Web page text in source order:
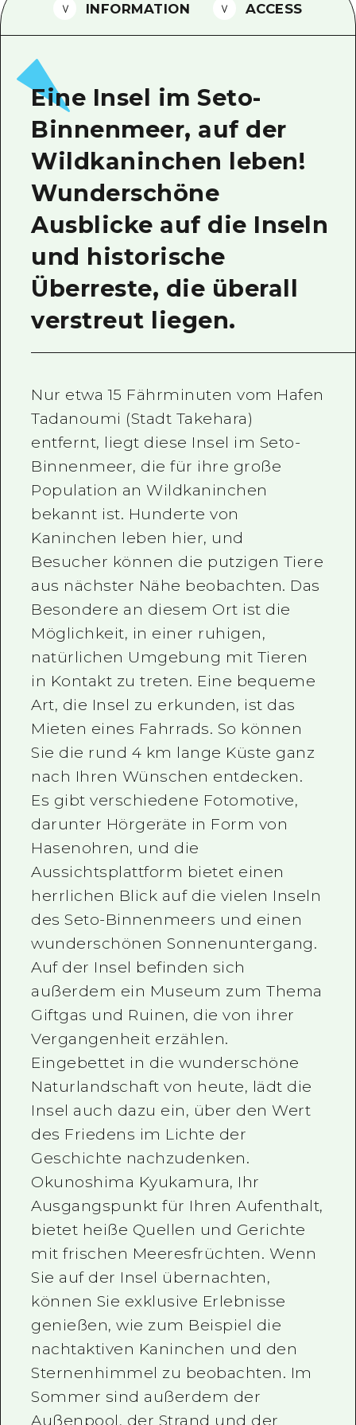
FAQs
Foto-Download
Transportinformationen bei
INFORMATION ACCESS
Eine Insel im Seto-
Binnenmeer, auf der
Wildkaninchen leben!
Wunderschöne
Ausblicke auf die Inseln
und historische
Überreste, die überall
verstreut liegen.
Nur etwa 15 Fährminuten vom Hafen
Tadanoumi (Stadt Takehara)
entfernt, liegt diese Insel im Seto-
Binnenmeer, die für ihre große
Population an Wildkaninchen
bekannt ist. Hunderte von
Kaninchen leben hier, und
Besucher können die putzigen Tiere
aus nächster Nähe beobachten. Das
Besondere an diesem Ort ist die
Möglichkeit, in einer ruhigen,
natürlichen Umgebung mit Tieren
in Kontakt zu treten. Eine bequeme
Art, die Insel zu erkunden, ist das
Mieten eines Fahrrads. So können
Sie die rund 4 km lange Küste ganz
nach Ihren Wünschen entdecken.
Es gibt verschiedene Fotomotive,
darunter Hörgeräte in Form von
Hasenohren, und die
Aussichtsplattform bietet einen
herrlichen Blick auf die vielen Inseln
des Seto-Binnenmeers und einen
wunderschönen Sonnenuntergang.
Auf der Insel befinden sich
außerdem ein Museum zum Thema
Giftgas und Ruinen, die von ihrer
Vergangenheit erzählen.
Eingebettet in die wunderschöne
Naturlandschaft von heute, lädt die
Insel auch dazu ein, über den Wert
des Friedens im Lichte der
Geschichte nachzudenken.
Okunoshima Kyukamura, Ihr
Ausgangspunkt für Ihren Aufenthalt,
bietet heiße Quellen und Gerichte
mit frischen Meeresfrüchten. Wenn
Sie auf der Insel übernachten,
können Sie exklusive Erlebnisse
genießen, wie zum Beispiel die
nachtaktiven Kaninchen und den
Sternenhimmel zu beobachten. Im
Sommer sind außerdem der
Außenpool, der Strand und der